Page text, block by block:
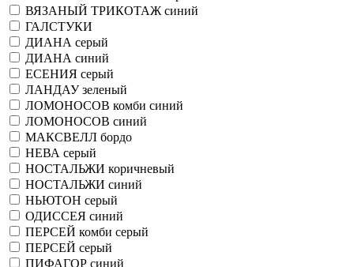
ВЯЗАНЫЙ ТРИКОТАЖ синий
ГАЛСТУКИ
ДИАНА серый
ДИАНА синий
ЕСЕНИЯ серый
ЛАНДАУ зеленый
ЛОМОНОСОВ комби синий
ЛОМОНОСОВ синий
МАКСВЕЛЛ бордо
НЕВА серый
НОСТАЛЬЖИ коричневый
НОСТАЛЬЖИ синий
НЬЮТОН серый
ОДИССЕЯ синий
ПЕРСЕЙ комби серый
ПЕРСЕЙ серый
ПИФАГОР синий